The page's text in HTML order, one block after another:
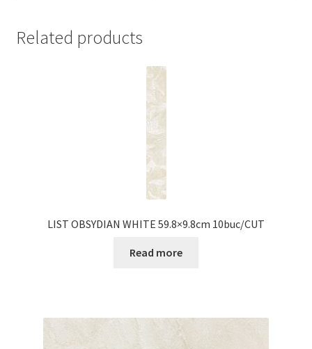
Related products
LIST OBSYDIAN WHITE 59.8×9.8cm 10buc/CUT
Read more